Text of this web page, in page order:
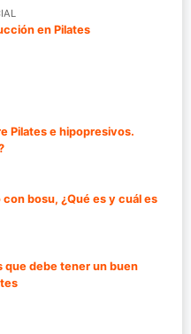
en Pilates
Pilates e hipopresivos.
bosu, ¿Qué es y cuál es
que debe tener un buen